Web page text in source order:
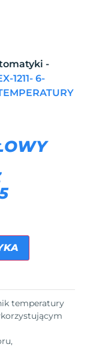
-
1211- 6-
temperatury